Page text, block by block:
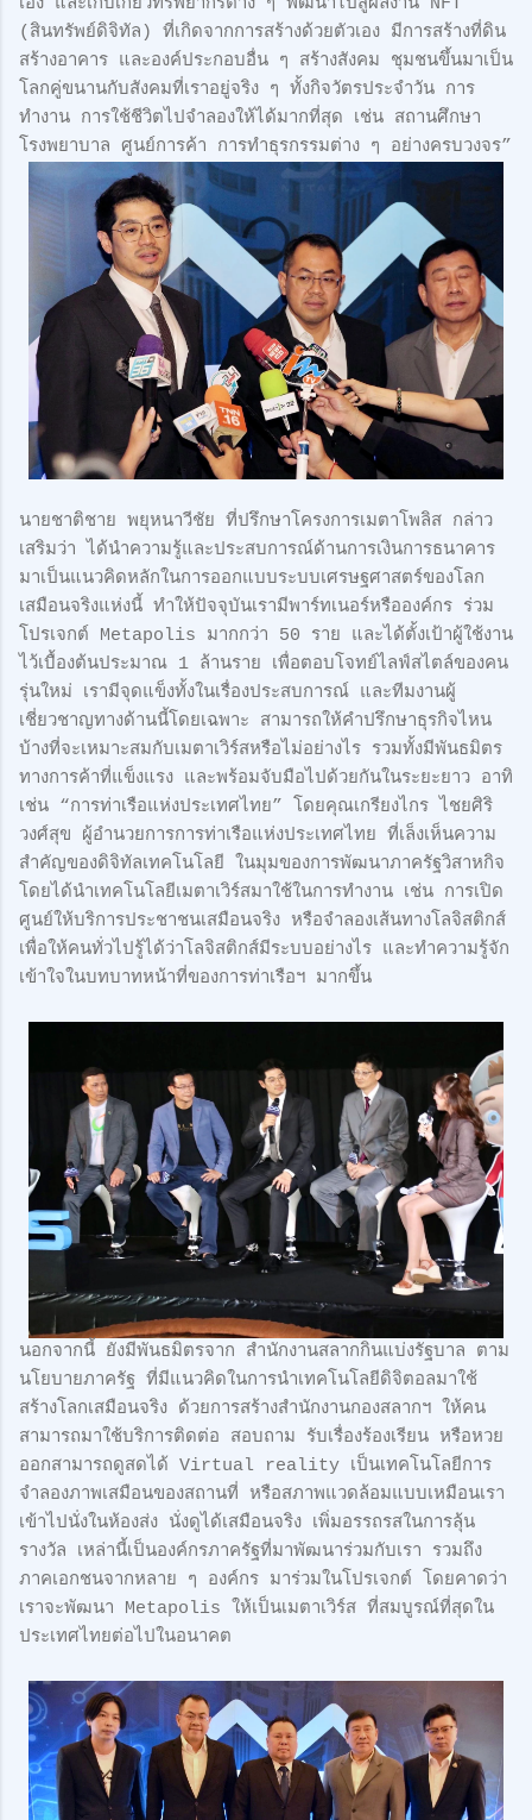
เอง และเก็บเกี่ยวทรัพยากรต่าง ๆ พัฒนาไปสู่ผลงาน NFT
(สินทรัพย์ดิจิทัล) ที่เกิดจากการสร้างด้วยตัวเอง มีการสร้างที่ดิน
สร้างอาคาร และองค์ประกอบอื่น ๆ สร้างสังคม ชุมชนขึ้นมาเป็น
โลกคู่ขนานกับสังคมที่เราอยู่จริง ๆ ทั้งกิจวัตรประจำวัน การ
ทำงาน การใช้ชีวิตไปจำลองให้ได้มากที่สุด เช่น สถานศึกษา
โรงพยาบาล ศูนย์การค้า การทำธุรกรรมต่าง ๆ อย่างครบวงจร”
นายชาติชาย พยุหนาวีชัย ที่ปรึกษาโครงการเมตาโพลิส กล่าว
เสริมว่า ได้นำความรู้และประสบการณ์ด้านการเงินการธนาคาร
มาเป็นแนวคิดหลักในการออกแบบระบบเศรษฐศาสตร์ของโลก
เสมือนจริงแห่งนี้ ทำให้ปัจจุบันเรามีพาร์ทเนอร์หรือองค์กร ร่วม
โปรเจกต์ Metapolis มากกว่า 50 ราย และได้ตั้งเป้าผู้ใช้งาน
ไว้เบื้องต้นประมาณ 1 ล้านราย เพื่อตอบโจทย์ไลฟ์สไตล์ของคน
รุ่นใหม่ เรามีจุดแข็งทั้งในเรื่องประสบการณ์ และทีมงานผู้
เชี่ยวชาญทางด้านนี้โดยเฉพาะ สามารถให้คำปรึกษาธุรกิจไหน
บ้างที่จะเหมาะสมกับเมตาเวิร์สหรือไม่อย่างไร รวมทั้งมีพันธมิตร
ทางการค้าที่แข็งแรง และพร้อมจับมือไปด้วยกันในระยะยาว อาทิ
เช่น “การท่าเรือแห่งประเทศไทย” โดยคุณเกรียงไกร ไชยศิริ
วงศ์สุข ผู้อำนวยการการท่าเรือแห่งประเทศไทย ที่เล็งเห็นความ
สำคัญของดิจิทัลเทคโนโลยี ในมุมของการพัฒนาภาครัฐวิสาหกิจ
โดยได้นำเทคโนโลยีเมตาเวิร์สมาใช้ในการทำงาน เช่น การเปิด
ศูนย์ให้บริการประชาชนเสมือนจริง หรือจำลองเส้นทางโลจิสติกส์
เพื่อให้คนทั่วไปรู้ได้ว่าโลจิสติกส์มีระบบอย่างไร และทำความรู้จัก
เข้าใจในบทบาทหน้าที่ของการท่าเรือฯ มากขึ้น
นอกจากนี้ ยังมีพันธมิตรจาก สำนักงานสลากกินแบ่งรัฐบาล ตาม
นโยบายภาครัฐ ที่มีแนวคิดในการนำเทคโนโลยีดิจิตอลมาใช้
สร้างโลกเสมือนจริง ด้วยการสร้างสำนักงานกองสลากฯ ให้คน
สามารถมาใช้บริการติดต่อ สอบถาม รับเรื่องร้องเรียน หรือหวย
ออกสามารถดูสดได้ Virtual reality เป็นเทคโนโลยีการ
จำลองภาพเสมือนของสถานที่ หรือสภาพแวดล้อมแบบเหมือนเรา
เข้าไปนั่งในห้องส่ง นั่งดูได้เสมือนจริง เพิ่มอรรถรสในการลุ้น
รางวัล เหล่านี้เป็นองค์กรภาครัฐที่มาพัฒนาร่วมกับเรา รวมถึง
ภาคเอกชนจากหลาย ๆ องค์กร มาร่วมในโปรเจกต์ โดยคาดว่า
เราจะพัฒนา Metapolis ให้เป็นเมตาเวิร์ส ที่สมบูรณ์ที่สุดใน
ประเทศไทยต่อไปในอนาคต